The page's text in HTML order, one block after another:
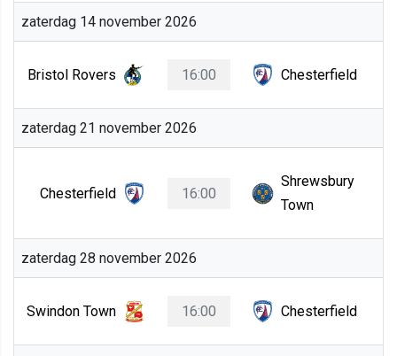
zaterdag 14 november 2026
Bristol Rovers 16:00 Chesterfield
zaterdag 21 november 2026
Chesterfield 16:00
Shrewsbury
Town
zaterdag 28 november 2026
Swindon Town 16:00 Chesterfield